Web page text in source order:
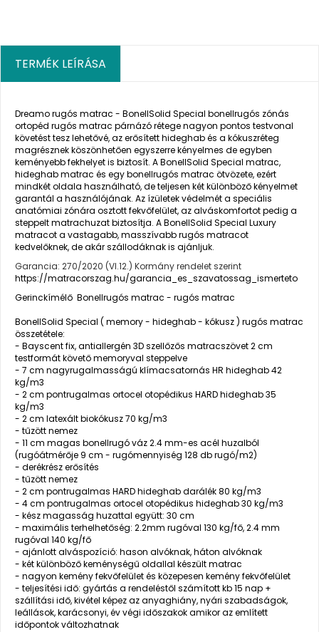
TERMÉK LEÍRÁSA
Dreamo rugós matrac - BonellSolid Special bonellrugós zónás
ortopéd rugós matrac párnázó rétege nagyon pontos testvonal
követést tesz lehetővé, az erősített hideghab és a kókuszréteg
magrésznek köszönhetően egyszerre kényelmes de egyben
keményebb fekhelyet is biztosít. A BonellSolid Special matrac,
hideghab matrac és egy bonellrugós matrac ötvözete, ezért
mindkét oldala használható, de teljesen két különböző kényelmet
garantál a használójának. Az ízületek védelmét a speciális
anatómiai zónára osztott fekvőfelület, az alváskomfortot pedig a
steppelt matrachuzat biztosítja. A BonellSolid Special Luxury
matracot a vastagabb, masszívabb rugós matracot
kedvelőknek, de akár szállodáknak is ajánljuk.
Garancia: 270/2020 (VI.12.) Kormány rendelet szerint
https://matracorszag.hu/garancia_es_szavatossag_ismerteto
Gerinckímélő Bonellrugós matrac - rugós matrac
BonellSolid Special ( memory - hideghab - kókusz ) rugós matrac
összetétele:
- Bayscent fix, antiallergén 3D szellőzős matracszövet 2 cm
testformát követő memoryval steppelve
- 7 cm nagyrugalmasságú klímacsatornás HR hideghab 42
kg/m3
- 2 cm pontrugalmas ortocel otopédikus HARD hideghab 35
kg/m3
- 2 cm latexált biokókusz 70 kg/m3
- tűzött nemez
- 11 cm magas bonellrugó váz 2.4 mm-es acél huzalból
(rugóátmérője 9 cm - rugómennyiség 128 db rugó/m2)
- derékrész erősítés
- tűzött nemez
- 2 cm pontrugalmas HARD hideghab darálék 80 kg/m3
- 4 cm pontrugalmas ortocel otopédikus hideghab 30 kg/m3
- kész magasság huzattal együtt: 30 cm
- maximális terhelhetőség: 2.2mm rugóval 130 kg/fő, 2.4 mm
rugóval 140 kg/fő
- ajánlott alváspozíció: hason alvóknak, háton alvóknak
- két különböző keménységű oldallal készült matrac
- nagyon kemény fekvőfelület és közepesen kemény fekvőfelület
- teljesítési idő: gyártás a rendeléstől számított kb 15 nap +
szállítási idő, kivétel képez az anyaghiány, nyári szabadságok,
leállások, karácsonyi, év végi időszakok amikor az említett
időpontok változhatnak